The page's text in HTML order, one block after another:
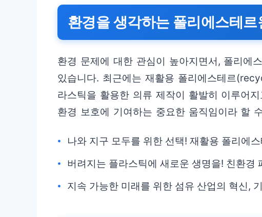
환경을 생각하는 폴리에스테르
환경 문제에 대한 관심이 높아지면서, 폴리에
있습니다. 최근에는 재활용 폴리에스테르
라스틱을 활용한 의류 제작이 활발히 이루어
환경 보호에 기여하는 중요한 움직임이라 할
나와 지구 모두를 위한 선택! 재활용 폴리에
버려지는 플라스틱에 새로운 생명을! 친환경
지속 가능한 미래를 위한 섬유 산업의 혁신,